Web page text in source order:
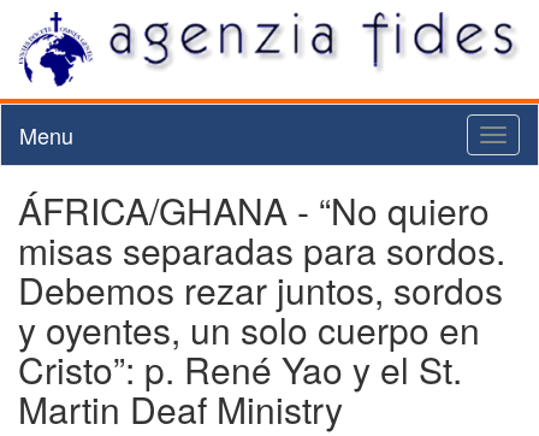
Menu
ÁFRICA/GHANA - “No quiero
misas separadas para sordos.
Debemos rezar juntos, sordos
y oyentes, un solo cuerpo en
Cristo”: p. René Yao y el St.
Martin Deaf Ministry